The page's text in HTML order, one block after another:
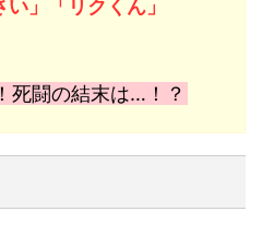
い」「リクくん」
死闘の結末は…！？